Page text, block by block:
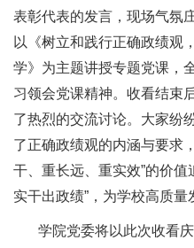
表彰代表的发言，现场气氛
以《树立和践行正确政绩观
学》为主题讲授专题党课，
习领会党课精神。收看结束
了热烈的交流讨论。大家纷
了正确政绩观的内涵与要求
干、重长远、重实效”的价值
实干出政绩”，为学校高质量
学院党委将以此次收看